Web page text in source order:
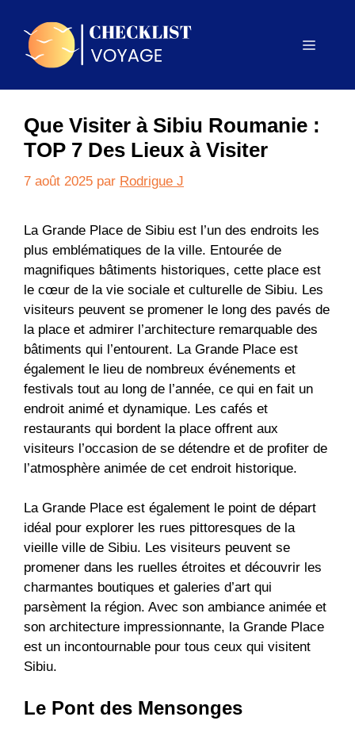
contenu
Menu
Que Visiter à Sibiu Roumanie :
TOP 7 Des Lieux à Visiter
7 août 2025 par Rodrigue J
La Grande Place de Sibiu est l’un des endroits les
plus emblématiques de la ville. Entourée de
magnifiques bâtiments historiques, cette place est
le cœur de la vie sociale et culturelle de Sibiu. Les
visiteurs peuvent se promener le long des pavés de
la place et admirer l’architecture remarquable des
bâtiments qui l’entourent. La Grande Place est
également le lieu de nombreux événements et
festivals tout au long de l’année, ce qui en fait un
endroit animé et dynamique. Les cafés et
restaurants qui bordent la place offrent aux
visiteurs l’occasion de se détendre et de profiter de
l’atmosphère animée de cet endroit historique.
La Grande Place est également le point de départ
idéal pour explorer les rues pittoresques de la
vieille ville de Sibiu. Les visiteurs peuvent se
promener dans les ruelles étroites et découvrir les
charmantes boutiques et galeries d’art qui
parsèment la région. Avec son ambiance animée et
son architecture impressionnante, la Grande Place
est un incontournable pour tous ceux qui visitent
Sibiu.
Le Pont des Mensonges